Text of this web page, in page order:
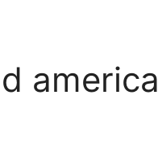
america